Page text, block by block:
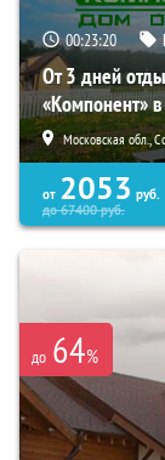
00:23:19
От 3 дней
«Компонент»
Московская обл.,
от 2053 руб.
до67400руб.
до 64%